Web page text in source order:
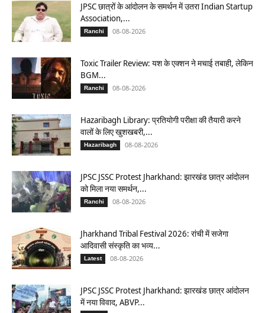
JPSC छात्रों के आंदोलन के समर्थन में उतरा Indian Startup
Association,...
Ranchi 08-08-2026
Toxic Trailer Review: यश के एक्शन ने मचाई तबाही, लेकिन
BGM...
Ranchi 08-08-2026
Hazaribagh Library: प्रतियोगी परीक्षा की तैयारी करने
वालों के लिए खुशखबरी,...
Hazaribagh 08-08-2026
JPSC JSSC Protest Jharkhand: झारखंड छात्र आंदोलन
को मिला नया समर्थन,...
Ranchi 08-08-2026
Jharkhand Tribal Festival 2026: रांची में सजेगा
आदिवासी संस्कृति का भव्य...
Latest 08-08-2026
JPSC JSSC Protest Jharkhand: झारखंड छात्र आंदोलन
में नया विवाद, ABVP...